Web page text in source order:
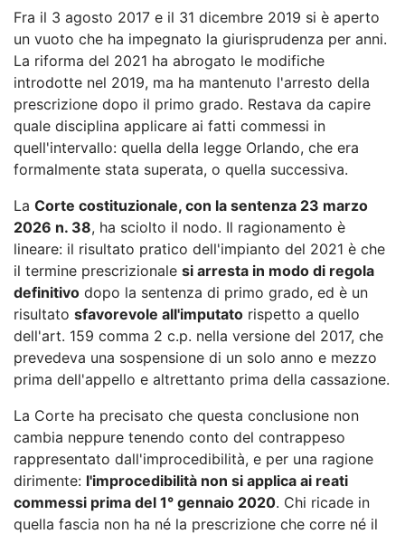
Fra il 3 agosto 2017 e il 31 dicembre 2019 si è aperto
un vuoto che ha impegnato la giurisprudenza per anni.
La riforma del 2021 ha abrogato le modifiche
introdotte nel 2019, ma ha mantenuto l'arresto della
prescrizione dopo il primo grado. Restava da capire
quale disciplina applicare ai fatti commessi in
quell'intervallo: quella della legge Orlando, che era
formalmente stata superata, o quella successiva.
La Corte costituzionale, con la sentenza 23 marzo
2026 n. 38, ha sciolto il nodo. Il ragionamento è
lineare: il risultato pratico dell'impianto del 2021 è che
il termine prescrizionale si arresta in modo di regola
definitivo dopo la sentenza di primo grado, ed è un
risultato sfavorevole all'imputato rispetto a quello
dell'art. 159 comma 2 c.p. nella versione del 2017, che
prevedeva una sospensione di un solo anno e mezzo
prima dell'appello e altrettanto prima della cassazione.
La Corte ha precisato che questa conclusione non
cambia neppure tenendo conto del contrappeso
rappresentato dall'improcedibilità, e per una ragione
dirimente: l'improcedibilità non si applica ai reati
commessi prima del 1° gennaio 2020. Chi ricade in
quella fascia non ha né la prescrizione che corre né il